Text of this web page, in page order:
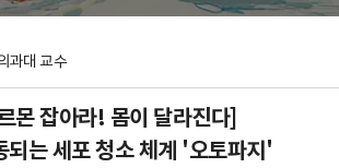
과대 교수
몬 잡아라! 몸이 달라진다]
되는 세포 청소 체계 '오토파지'